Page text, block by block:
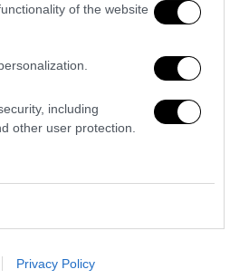
of the website
including
other user protection.
Privacy Policy